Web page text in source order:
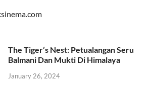
The Tiger’s Nest: Petualangan Seru
Balmani Dan Mukti Di Himalaya
January 26, 2024